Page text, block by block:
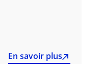
En savoir plus